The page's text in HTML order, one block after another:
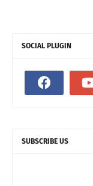
SOCIAL PLUGIN
SUBSCRIBE US